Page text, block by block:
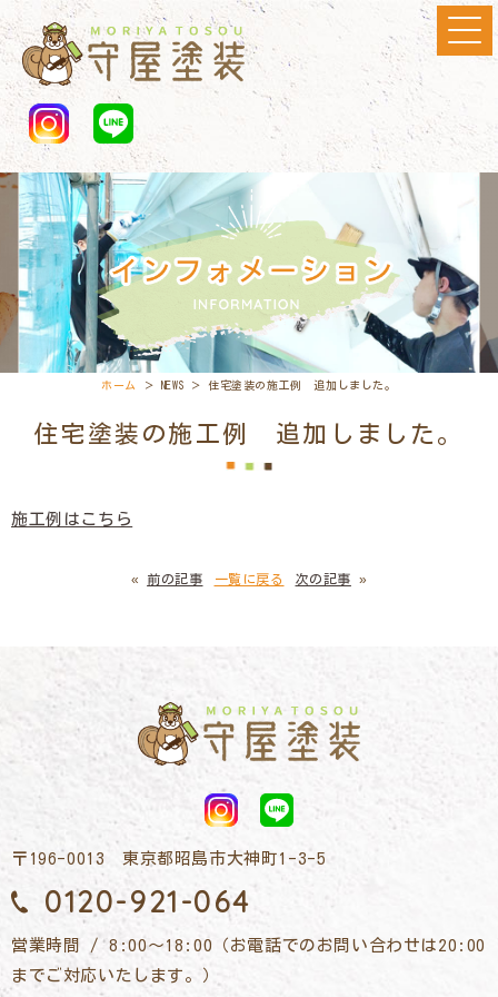
ホーム ＞ NEWS ＞ 住宅塗装の施工例 追加しました。
住宅塗装の施工例 追加しました。
施工例はこちら
« 前の記事 一覧に戻る 次の記事 »
〒196-0013 東京都昭島市大神町1-3-5
0120-921-064
営業時間 / 8:00～18:00（お電話でのお問い合わせは20:00
までご対応いたします。）